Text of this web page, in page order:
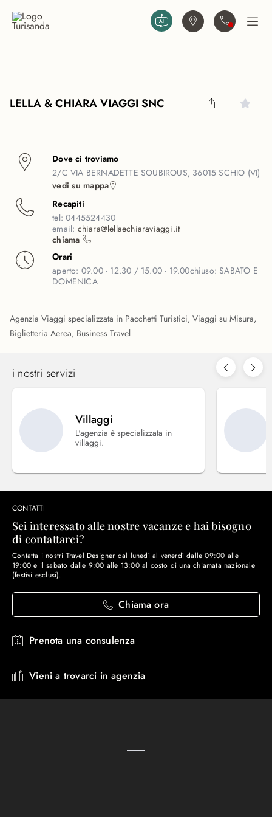
Trova agenziaContattaciApri
LELLA & CHIARA VIAGGI SNC
Dove ci troviamo
2/C VIA BERNADETTE SOUBIROUS, 36015 SCHIO (VI)
vedi su mappa
Recapiti
tel:0445524430
email: chiara@lellaechiaraviaggi.it
chiama
Orari
aperto: 09.00 - 12.30 / 15.00 - 19.00chiuso:SABATO E
DOMENICA
Agenzia Viaggi specializzata in Pacchetti Turistici, Viaggi su Misura,
Biglietteria Aerea, Business Travel
i nostri servizi
Villaggi
L'agenzia è specializzata in
villaggi.
CONTATTI
Sei interessato alle nostre vacanze e hai bisogno
di contattarci?
Contatta i nostri Travel Designer dal lunedì al venerdì dalle 09:00 alle
19:00 e il sabato dalle 9:00 alle 13:00 al costo di una chiamata nazionale
(festivi esclusi).
Chiama ora
Prenota una consulenza
Vieni a trovarci in agenzia